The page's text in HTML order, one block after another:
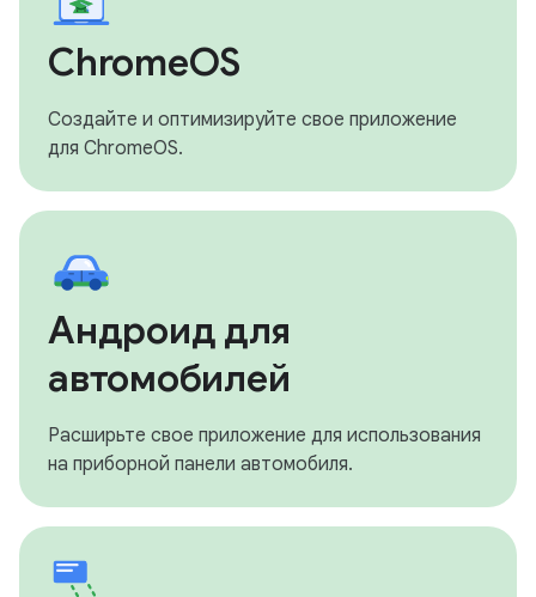
ChromeOS
Создайте и оптимизируйте свое приложение
для ChromeOS.
Андроид для
автомобилей
Расширьте свое приложение для использования
на приборной панели автомобиля.